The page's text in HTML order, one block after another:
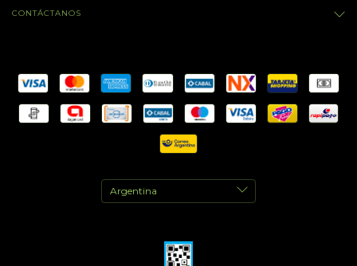
CONTÁCTANOS